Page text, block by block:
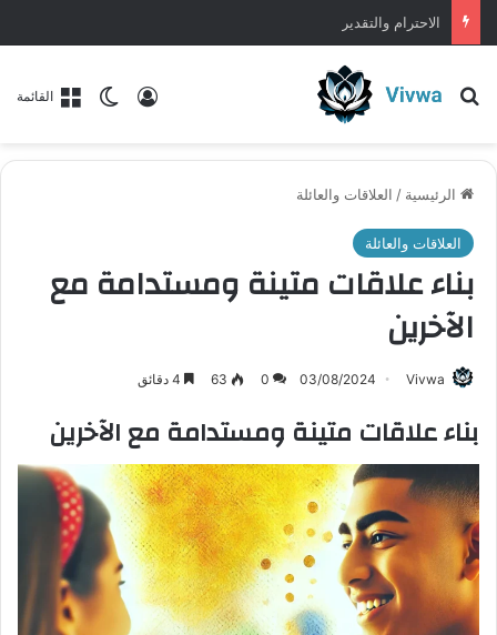
بناء علاقات متينة ومستدامة مع الآخرين
القائمةالوضع
تسجيل الدخول بحث عن
الرئيسية / العلاقات والعائلة
العلاقات والعائلة
بناء علاقات متينة ومستدامة مع
الآخرين
Vivwa
03/08/2024
0
63
بناء علاقات متينة ومستدامة مع الآخرين